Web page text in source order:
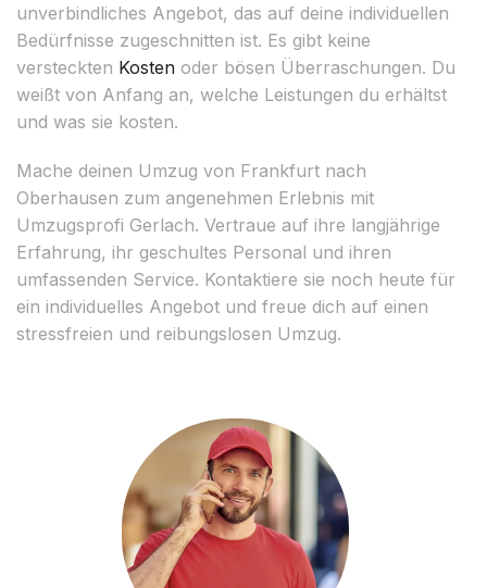
unverbindliches Angebot, das auf deine individuellen
Bedürfnisse zugeschnitten ist. Es gibt keine
versteckten Kosten oder bösen Überraschungen. Du
weißt von Anfang an, welche Leistungen du erhältst
und was sie kosten.
Mache deinen Umzug von Frankfurt nach
Oberhausen zum angenehmen Erlebnis mit
Umzugsprofi Gerlach. Vertraue auf ihre langjährige
Erfahrung, ihr geschultes Personal und ihren
umfassenden Service. Kontaktiere sie noch heute für
ein individuelles Angebot und freue dich auf einen
stressfreien und reibungslosen Umzug.